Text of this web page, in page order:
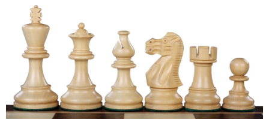
ANTICARIAT
ȘAH ONLINE
MERCH ȘAH